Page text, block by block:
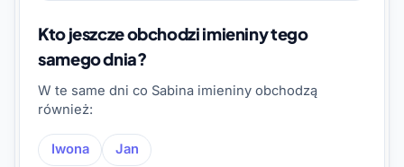
Kto jeszcze obchodzi imieniny tego
samego dnia?
W te same dni co Sabina imieniny obchodzą
również:
Iwona Jan